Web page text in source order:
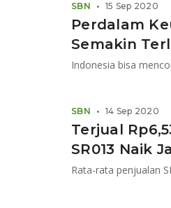
Perdalam
Semakin
SBN • 15 Sep 2020
Terjual
SR013 Naik
Rata-rata penjualan
SBN • 14 Sep 2020